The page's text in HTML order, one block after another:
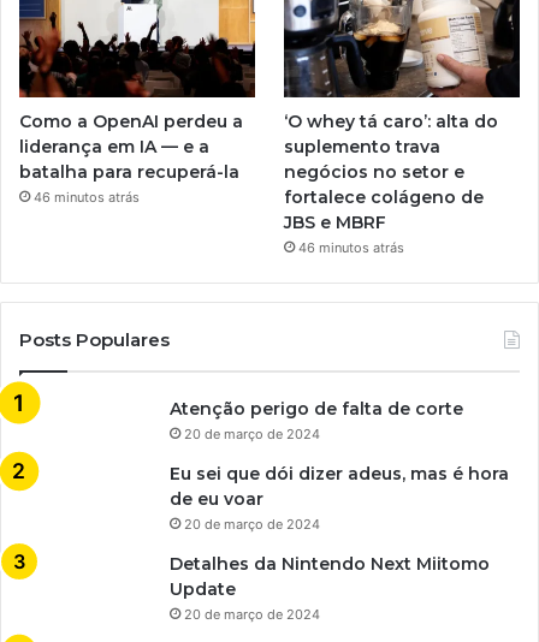
Como a OpenAI perdeu a
liderança em IA — e a
batalha para recuperá-la
46 minutos atrás
‘O whey tá caro’: alta do
suplemento trava
negócios no setor e
fortalece colágeno de
JBS e MBRF
46 minutos atrás
Posts Populares
Atenção perigo de falta de corte
20 de março de 2024
Eu sei que dói dizer adeus, mas é hora
de eu voar
20 de março de 2024
Detalhes da Nintendo Next Miitomo
Update
20 de março de 2024